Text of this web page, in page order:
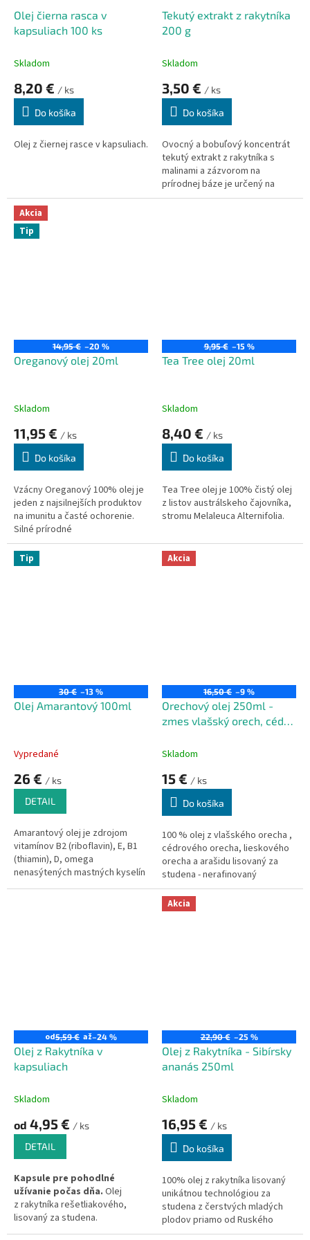
Olej čierna rasca v
kapsuliach 100 ks
Skladom
8,20 € / ks
Do košíka
Olej z čiernej rasce v kapsuliach.
Tekutý extrakt z rakytníka
200 g
Skladom
3,50 € / ks
Do košíka
Ovocný a bobuľový koncentrát
tekutý extrakt z rakytníka s
malinami a zázvorom na
prírodnej báze je určený na
prípravu lahodných a
Akcia
Tip
14,95 € –20 %
Oreganový olej 20ml
Skladom
11,95 € / ks
Do košíka
Vzácny Oreganový 100% olej je
jeden z najsilnejších produktov
na imunitu a časté ochorenie.
Silné prírodné
antibiotikum.Produkt je
vyrobený zo suroviny PHARMA
GRADE, farmaceutická
9,95 € –15 %
Tea Tree olej 20ml
Skladom
8,40 € / ks
Do košíka
Tea Tree olej je 100% čistý olej
z listov austrálskeho čajovníka,
stromu Melaleuca Alternifolia.
Tip
30 € –13 %
Olej Amarantový 100ml
Vypredané
26 € / ks
DETAIL
Amarantový olej je zdrojom
vitamínov B2 (riboflavin), E, B1
(thiamin), D, omega
nenasýtených mastných kyselín
a mnohých prospešných
Akcia
16,50 € –9 %
Orechový olej 250ml -
zmes vlašský orech, céder,
250ml
Skladom
15 € / ks
Do košíka
100 % olej z vlašského orecha ,
cédrového orecha, lieskového
orecha a arašidu lisovaný za
studena - nerafinovaný
(obs.99,8 tukov)
od5,59 € až–24 %
Olej z Rakytníka v
kapsuliach
Skladom
od 4,95 € / ks
DETAIL
Kapsule pre pohodlné
užívanie počas dňa. Olej
z rakytníka rešetliakového,
lisovaný za studena.
Akcia
22,90 € –25 %
Olej z Rakytníka - Sibírsky
ananás 250ml
Skladom
16,95 € / ks
Do košíka
100% olej z rakytníka lisovaný
unikátnou technológiou za
studena z čerstvých mladých
plodov priamo od Ruského
výrobcu